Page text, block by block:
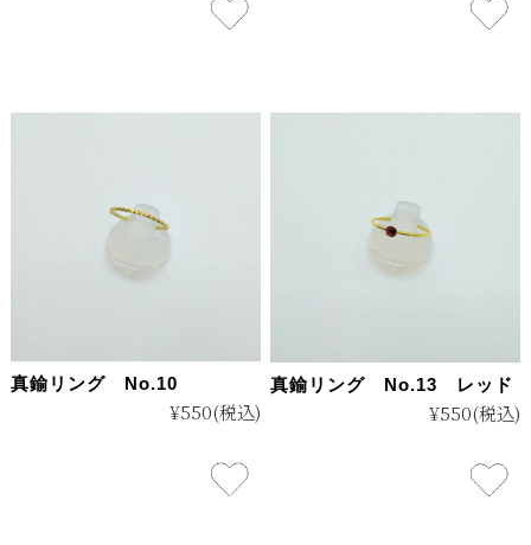
真鍮リング No.10
¥550(税込)
真鍮リング No.13 レッド
¥550(税込)